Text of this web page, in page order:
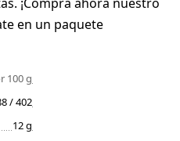
en un paquete
100 g
/ 402
12 g